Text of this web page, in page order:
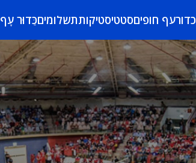
כדורעף חופיםסטטיסטיקותתשלומיםכַּדוּר עָף TV